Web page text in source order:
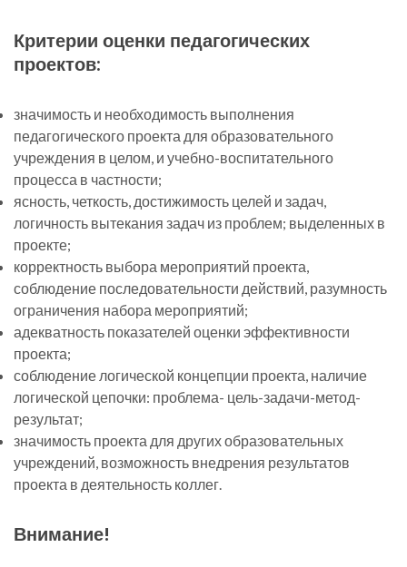
Критерии оценки педагогических
проектов:
значимость и необходимость выполнения
педагогического проекта для образовательного
учреждения в целом, и учебно-воспитательного
процесса в частности;
ясность, четкость, достижимость целей и задач,
логичность вытекания задач из проблем; выделенных в
проекте;
корректность выбора мероприятий проекта,
соблюдение последовательности действий, разумность
ограничения набора мероприятий;
адекватность показателей оценки эффективности
проекта;
соблюдение логической концепции проекта, наличие
логической цепочки: проблема- цель-задачи-метод-
результат;
значимость проекта для других образовательных
учреждений, возможность внедрения результатов
проекта в деятельность коллег.
Внимание!